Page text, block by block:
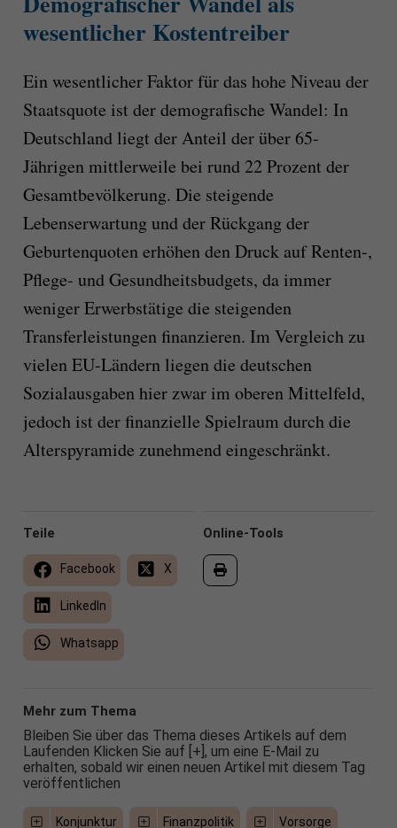
wesentlicher Kostentreiber
Ein wesentlicher Faktor für das hohe Niveau der
Staatsquote ist der demografische Wandel: In
Deutschland liegt der Anteil der über 65-
Jährigen mittlerweile bei rund 22 Prozent der
Gesamtbevölkerung. Die steigende
Lebenserwartung und der Rückgang der
Geburtenquoten erhöhen den Druck auf Renten-,
Pflege- und Gesundheitsbudgets, da immer
weniger Erwerbstätige die steigenden
Transferleistungen finanzieren. Im Vergleich zu
vielen EU-Ländern liegen die deutschen
Sozialausgaben hier zwar im oberen Mittelfeld,
jedoch ist der finanzielle Spielraum durch die
Alterspyramide zunehmend eingeschränkt.
Online-Tools
Teile
Facebook X
LinkedIn
Whatsapp
Mehr zum Thema
Bleiben Sie über das Thema dieses Artikels auf dem
Laufenden Klicken Sie auf [+], um eine E-Mail zu
erhalten, sobald wir einen neuen Artikel mit diesem Tag
veröffentlichen
Konjunktur Finanzpolitik Vorsorge